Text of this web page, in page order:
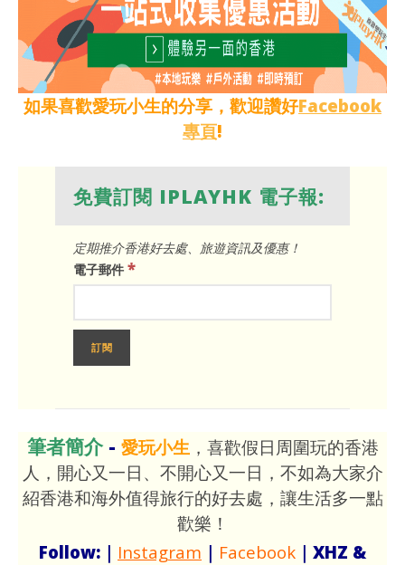
如果喜歡愛玩小生的分享，歡迎讚好Facebook
專頁!
免費訂閱 IPLAYHK 電子報:
定期推介香港好去處、旅遊資訊及優惠！
電子郵件 *
筆者簡介 - 愛玩小生，喜歡假日周圍玩的香港
人，開心又一日、不開心又一日，不如為大家介
紹香港和海外值得旅行的好去處，讓生活多一點
歡樂！
Follow:｜ Instagram ｜ Facebook ｜XHZ &